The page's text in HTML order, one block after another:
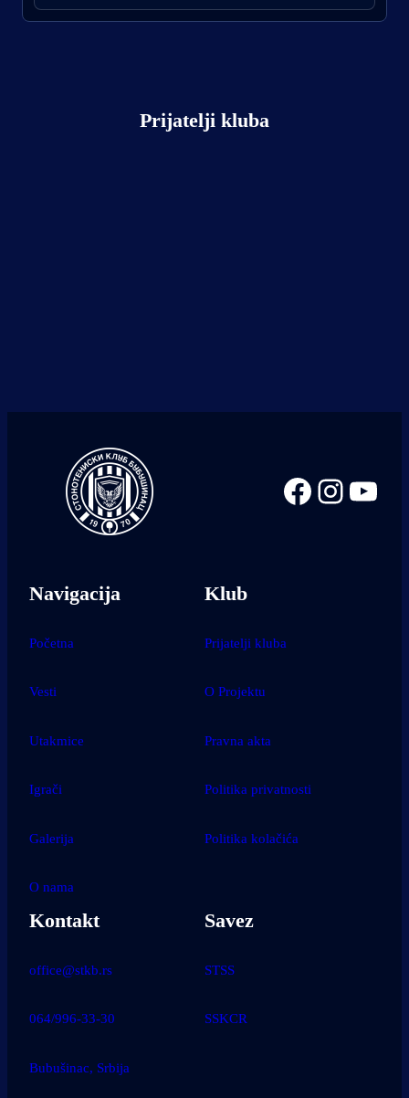
Prijatelji kluba
Facebook
Navigacija
Početna
Vesti
Utakmice
Igrači
Galerija
O nama
Klub
Prijatelji kluba
O Projektu
Pravna akta
Politika privatnosti
Politika kolačića
Kontakt
office@stkb.rs
064/996-33-30
Bubušinac, Srbija
Savez
STSS
SSKCR